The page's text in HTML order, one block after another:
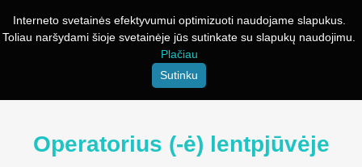
Interneto svetainės efektyvumui optimizuoti naudojame slapukus.
Toliau naršydami šioje svetainėje jūs sutinkate su slapukų naudojimu.
Plačiau
Sutinku
Operatorius (-ė) lentpjūvėje